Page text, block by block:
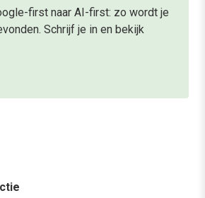
first naar AI-first: zo wordt je
Schrijf je in en bekijk